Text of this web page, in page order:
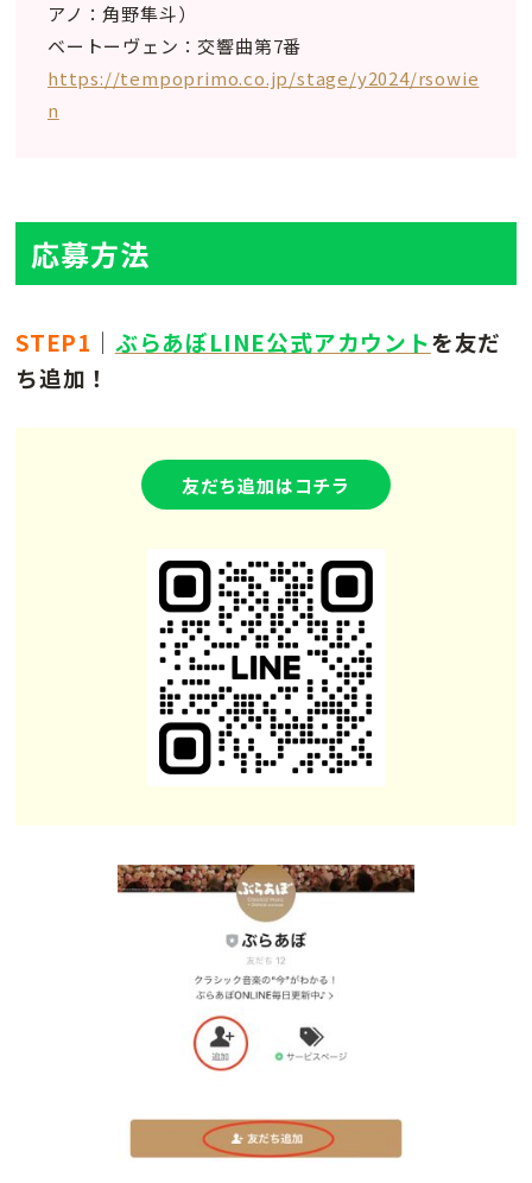
アノ：角野隼斗）
ベートーヴェン：交響曲第7番
https://tempoprimo.co.jp/stage/y2024/rsowie
n
応募方法
STEP1 ｜ ぶらあぼLINE公式アカウントを友だ
ち追加！
友だち追加はコチラ